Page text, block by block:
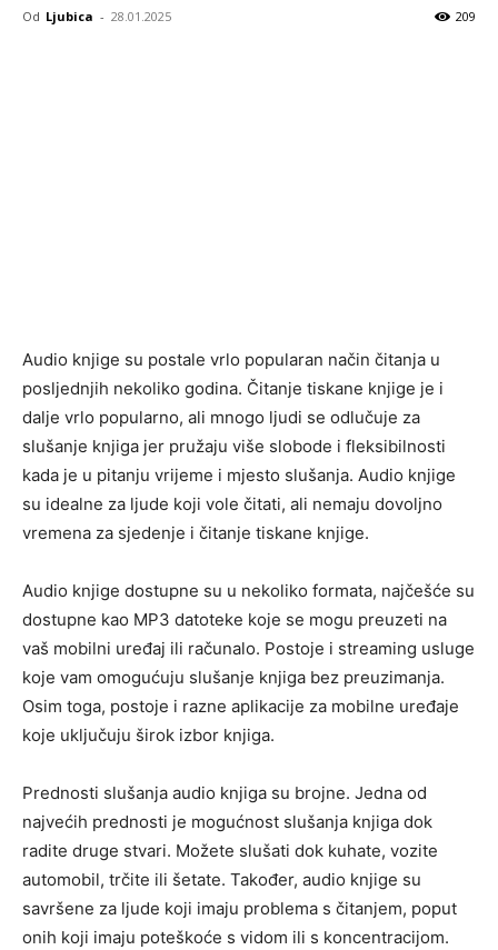
Od Ljubica - 28.01.2025 209
Audio knjige su postale vrlo popularan način čitanja u
posljednjih nekoliko godina. Čitanje tiskane knjige je i
dalje vrlo popularno, ali mnogo ljudi se odlučuje za
slušanje knjiga jer pružaju više slobode i fleksibilnosti
kada je u pitanju vrijeme i mjesto slušanja. Audio knjige
su idealne za ljude koji vole čitati, ali nemaju dovoljno
vremena za sjedenje i čitanje tiskane knjige.
Audio knjige dostupne su u nekoliko formata, najčešće su
dostupne kao MP3 datoteke koje se mogu preuzeti na
vaš mobilni uređaj ili računalo. Postoje i streaming usluge
koje vam omogućuju slušanje knjiga bez preuzimanja.
Osim toga, postoje i razne aplikacije za mobilne uređaje
koje uključuju širok izbor knjiga.
Prednosti slušanja audio knjiga su brojne. Jedna od
najvećih prednosti je mogućnost slušanja knjiga dok
radite druge stvari. Možete slušati dok kuhate, vozite
automobil, trčite ili šetate. Također, audio knjige su
savršene za ljude koji imaju problema s čitanjem, poput
onih koji imaju poteškoće s vidom ili s koncentracijom.